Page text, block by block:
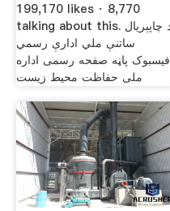
199,170 likes · 8,770
talking about this. ‎د چاپېریال
ساتنې ملي ادارې رسمي
فیسبوک پاڼه صفحه رسمی اداره